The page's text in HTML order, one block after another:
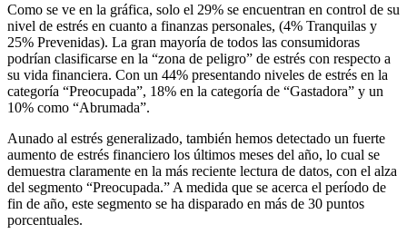
Como se ve en la gráfica, solo el 29% se encuentran en control de su
nivel de estrés en cuanto a finanzas personales, (4% Tranquilas y
25% Prevenidas). La gran mayoría de todos las consumidoras
podrían clasificarse en la “zona de peligro” de estrés con respecto a
su vida financiera. Con un 44% presentando niveles de estrés en la
categoría “Preocupada”, 18% en la categoría de “Gastadora” y un
10% como “Abrumada”.
Aunado al estrés generalizado, también hemos detectado un fuerte
aumento de estrés financiero los últimos meses del año, lo cual se
demuestra claramente en la más reciente lectura de datos, con el alza
del segmento “Preocupada.” A medida que se acerca el período de
fin de año, este segmento se ha disparado en más de 30 puntos
porcentuales.